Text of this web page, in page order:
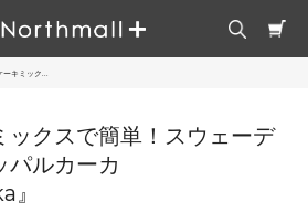
ーキミック...
ックスで簡単！スウェーデ
パルカーカ